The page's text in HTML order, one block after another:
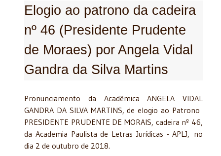
Elogio ao patrono da cadeira
nº 46 (Presidente Prudente
de Moraes) por Angela Vidal
Gandra da Silva Martins
Pronunciamento da Acadêmica ANGELA VIDAL
GANDRA DA SILVA MARTINS, de elogio ao Patrono
PRESIDENTE PRUDENTE DE MORAIS, cadeira nº 46,
da Academia Paulista de Letras Jurídicas - APLJ, no
dia 2 de outubro de 2018.